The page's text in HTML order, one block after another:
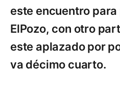
este encuentro para
ElPozo, con otro
este aplazado por
va décimo cuarto.